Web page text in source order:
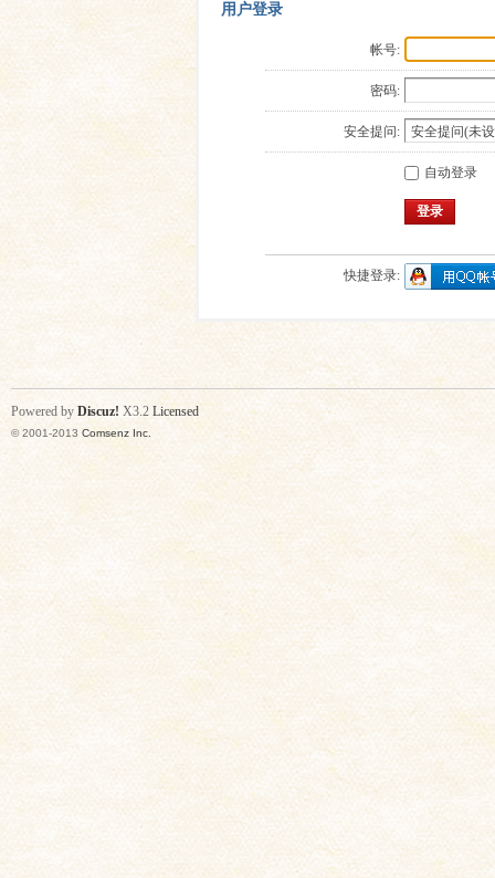
用户登录
帐号:
密码:
安全提问:
自动登录
登录
快捷登录:
Powered by Discuz! X3.2 Licensed
© 2001-2013 Comsenz Inc.